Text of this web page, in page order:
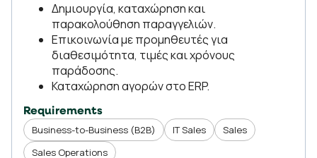
Δημιουργία, καταχώρηση και
παρακολούθηση παραγγελιών.
Επικοινωνία με προμηθευτές για
διαθεσιμότητα, τιμές και χρόνους
παράδοσης.
Καταχώρηση αγορών στο ERP.
Requirements
Business-to-Business (B2B) IT Sales
Sales
Sales Operations